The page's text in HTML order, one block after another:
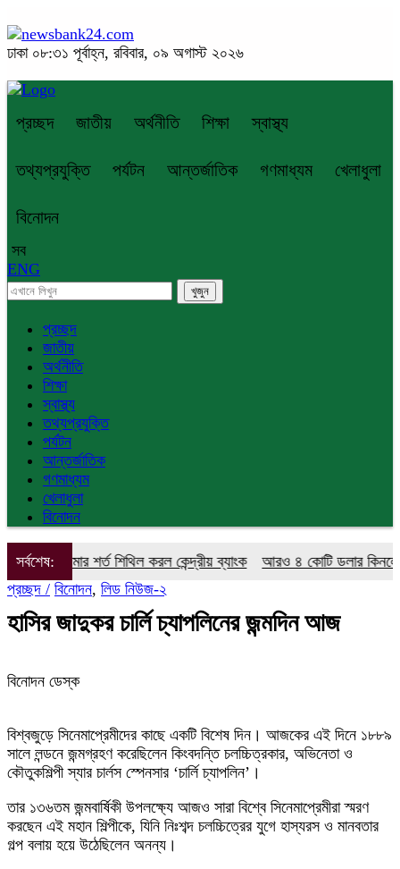
ঢাকা ০৮:৩১ পূর্বাহ্ন, রবিবার, ০৯ অগাস্ট ২০২৬
প্রচ্ছদ জাতীয় অর্থনীতি শিক্ষা স্বাস্থ্য
তথ্যপ্রযুক্তি পর্যটন আন্তর্জাতিক গণমাধ্যম খেলাধুলা
বিনোদন
সব
ENG
প্রচ্ছদ
জাতীয়
অর্থনীতি
শিক্ষা
স্বাস্থ্য
তথ্যপ্রযুক্তি
পর্যটন
আন্তর্জাতিক
গণমাধ্যম
খেলাধুলা
বিনোদন
সর্বশেষ:
ঋণসীমার শর্ত শিথিল করল কেন্দ্রীয় ব্যাংক
আরও ৪ কোটি ডলার কিনলো
প্রচ্ছদ / বিনোদন, লিড নিউজ-২
হাসির জাদুকর চার্লি চ্যাপলিনের জন্মদিন আজ
বিনোদন ডেস্ক
বিশ্বজুড়ে সিনেমাপ্রেমীদের কাছে একটি বিশেষ দিন। আজকের এই দিনে ১৮৮৯
সালে লন্ডনে জন্মগ্রহণ করেছিলেন কিংবদন্তি চলচ্চিত্রকার, অভিনেতা ও
কৌতুকশিল্পী স্যার চার্লস স্পেনসার ‘চার্লি চ্যাপলিন’।
তার ১৩৬তম জন্মবার্ষিকী উপলক্ষ্যে আজও সারা বিশ্বে সিনেমাপ্রেমীরা স্মরণ
করছেন এই মহান শিল্পীকে, যিনি নিঃশব্দ চলচ্চিত্রের যুগে হাস্যরস ও মানবতার
গল্প বলায় হয়ে উঠেছিলেন অনন্য।